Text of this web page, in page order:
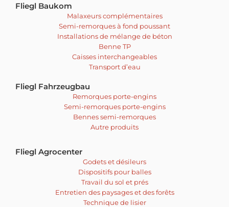
Fliegl Baukom
Malaxeurs complémentaires
Semi-remorques à fond poussant
Installations de mélange de béton
Benne TP
Caisses interchangeables
Transport d’eau
Fliegl Fahrzeugbau
Remorques porte-engins
Semi-remorques porte-engins
Bennes semi-remorques
Autre produits
Fliegl Agrocenter
Godets et désileurs
Dispositifs pour balles
Travail du sol et prés
Entretien des paysages et des forêts
Technique de lisier